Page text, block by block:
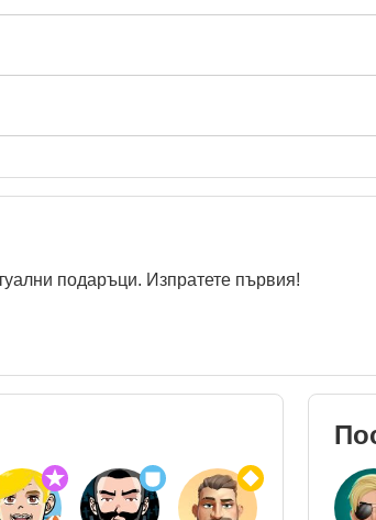
подаръци. Изпратете първия!